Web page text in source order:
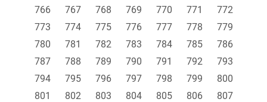
766
767 768 769 770 771
772
773
774 775 776 777 778
779
780
781 782 783 784 785
786
787
788 789 790 791 792
793
794
795 796 797 798 799
800
801
802 803 804 805 806
807